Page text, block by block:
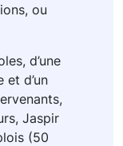
ou
d’une
d’un
Jaspir
(50